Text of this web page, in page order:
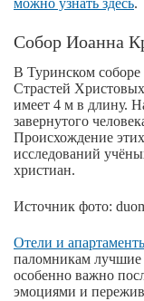
можно узнать здесь.
Собор Иоанна
В Туринском соборе
Страстей
имеет 4 м в длину.
завернутого
Происхождение
исследований
христиан.
Источник фото:
Отели и
паломникам лучшие
особенно важно
эмоциями и